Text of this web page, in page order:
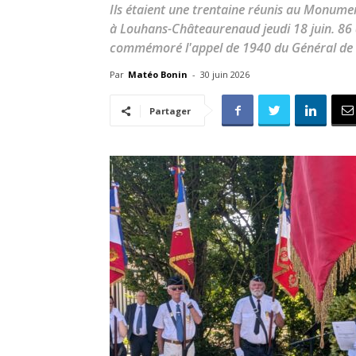
Ils étaient une trentaine réunis au
à Louhans-Châteaurenaud jeudi 18 juin.
commémoré l'appel de 1940 du Général de
Par Matéo Bonin - 30 juin 2026
Partager